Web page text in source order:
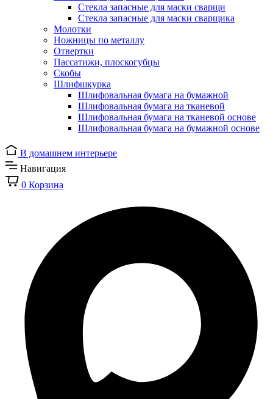
Стекла запасные для маски сварщи
Стекла запасные для маски сварщика
Молотки
Ножницы по металлу
Отвертки
Пассатижи, плоскогубцы
Скобы
Шлифшкурка
Шлифовальная бумага на бумажной
Шлифовальная бумага на тканевой
Шлифовальная бумага на тканевой основе
Шлифовальная бумага на бумажной основе
В домашнем интерьере
Навигация
0 Корзина